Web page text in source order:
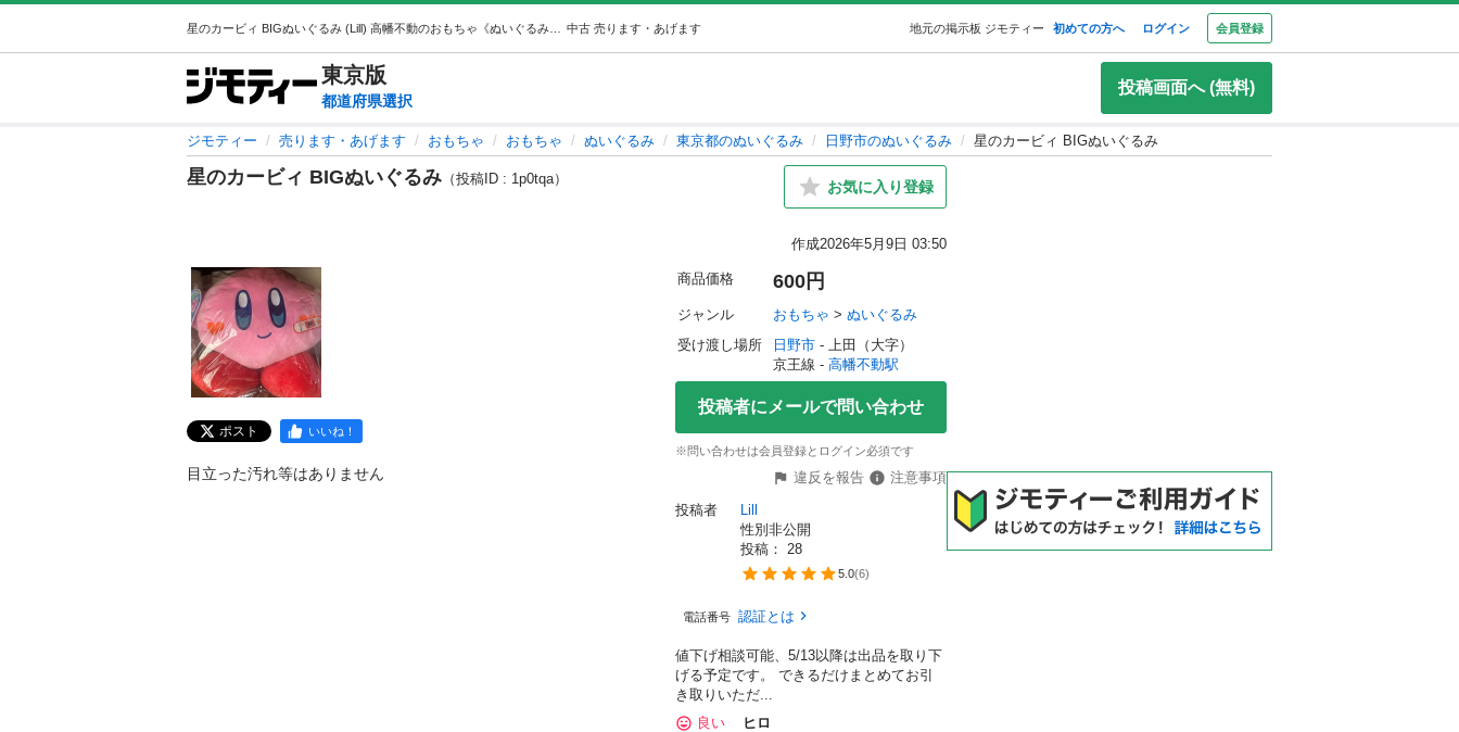
中古 売ります・あげます 地元の掲示板 ジモティー 初めての方へ ログイン 会員登録
東京版
都道府県選択
投稿画面へ (無料)
ジモティー 売ります・あげます おもちゃ おもちゃ ぬいぐるみ 東京都のぬいぐるみ 日野市のぬいぐるみ 星のカービィ BIGぬいぐるみ
星のカービィ BIGぬいぐるみ （投稿ID : 1p0tqa） お気に入り登録
作成2026年5月9日 03:50
ポスト いいね！
目立った汚れ等はありません
商品価格 600円
ジャンル おもちゃ > ぬいぐるみ
受け渡し場所
日野市 - 上田（大字）
京王線 - 高幡不動駅
投稿者にメールで問い合わせ
※問い合わせは会員登録とログイン必須です
違反を報告
注意事項
投稿者
Lill
性別非公開
投稿： 28
5.0(6)
電話番号 認証とは
値下げ相談可能、5/13以降は出品を取り下
げる予定です。 できるだけまとめてお引
き取りいただ...
良い
ヒロ